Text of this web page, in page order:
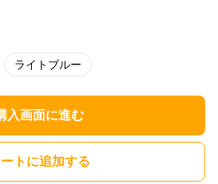
ライトブルー
入画面に進む
トに追加する